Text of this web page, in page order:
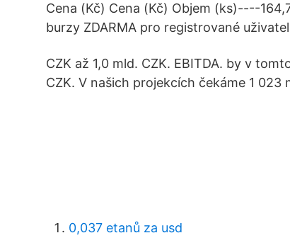
Cena (Kč) Cena (Kč) Objem (ks)----
burzy ZDARMA pro registrované
CZK až 1,0 mld. CZK. EBITDA. by v
CZK. V našich projekcích čekáme 1 023
0,037 etanů za usd